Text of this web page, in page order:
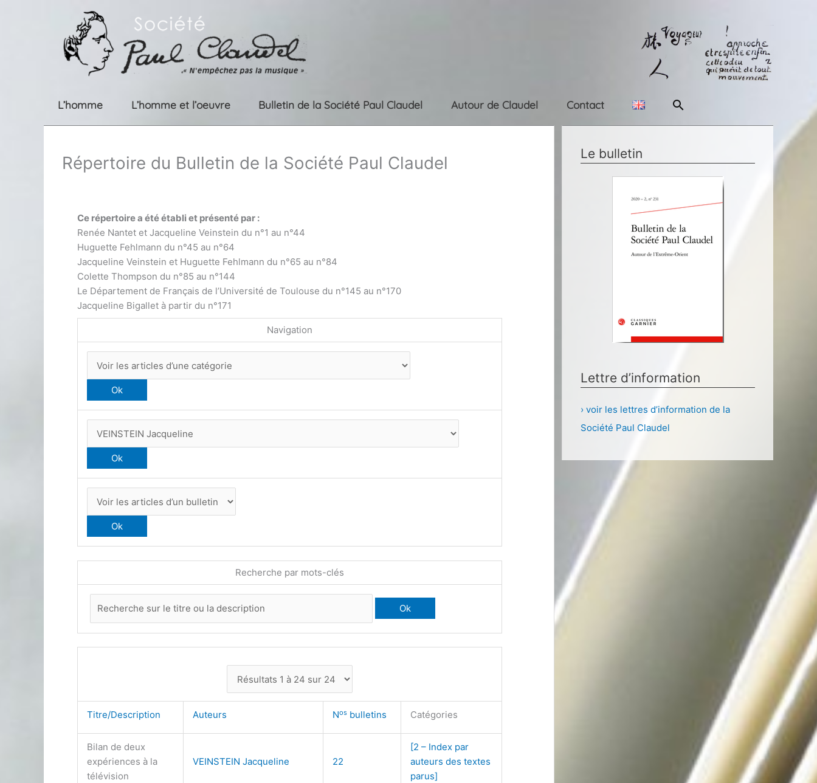
L’homme L’homme et l’oeuvre Bulletin de la Société Paul Claudel Autour de Claudel Contact Rechercher
Répertoire du Bulletin de la Société Paul Claudel
Ce répertoire a été établi et présenté par :
Renée Nantet et Jacqueline Veinstein du n°1 au n°44
Huguette Fehlmann du n°45 au n°64
Jacqueline Veinstein et Huguette Fehlmann du n°65 au n°84
Colette Thompson du n°85 au n°144
Le Département de Français de l’Université de Toulouse du n°145 au n°170
Jacqueline Bigallet à partir du n°171
Navigation
Recherche par mots-clés
Titre/Description Auteurs Nos bulletins Catégories
Bilan de deux
expériences à la
télévision
VEINSTEIN Jacqueline 22
[2 – Index par
auteurs des textes
parus]
Le bulletin
Lettre d’information
› voir les lettres d’information de la
Société Paul Claudel